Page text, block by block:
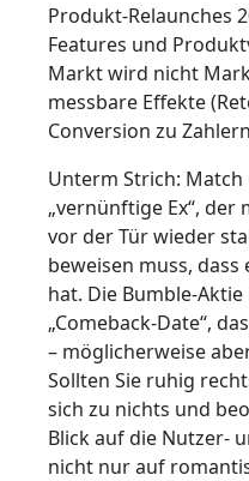
Produkt-Relaunches
Features und
Markt wird nicht
messbare Effekte
Conversion zu
Unterm Strich:
„vernünftige Ex“, der
vor der Tür wieder
beweisen muss,
hat. Die Bumble-
„Comeback-Date“,
– möglicherweise
Sollten Sie ruhig
sich zu nichts und
Blick auf die Nutzer-
nicht nur auf